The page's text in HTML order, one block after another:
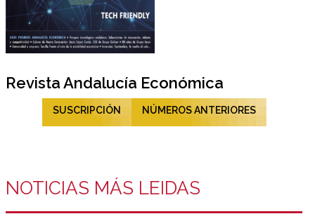
Revista Andalucía Económica
SUSCRIPCIÓN NÚMEROS ANTERIORES
NOTICIAS MÁS LEIDAS